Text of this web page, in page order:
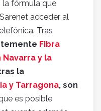
la fórmula que
acceder al
Tras
Fibra
y la
la
y Tarragona, son
es posible